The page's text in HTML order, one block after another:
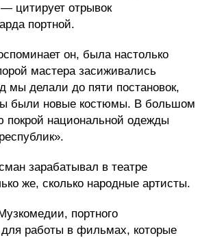
цитирует отрывок
портной.
он, была настолько
мастера засиживались
мы делали до пяти постановок,
были новые костюмы. В большом
покрой национальной одежды
зарабатывал в театре
же, сколько народные артисты.
портного
для работы в фильмах, которые